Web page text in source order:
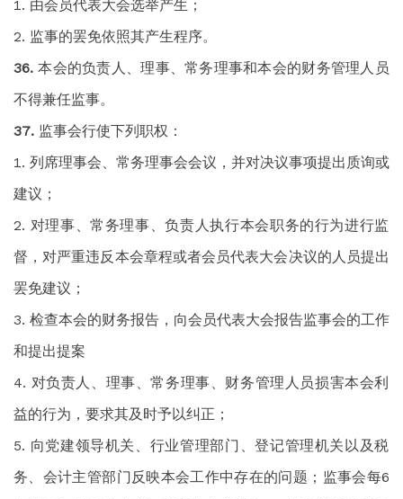
由会员代表大会选举产生；
监事的罢免依照其产生程序。
本会的负责人、理事、常务理事和本会的财务管理人员
不得兼任监事。
监事会行使下列职权：
列席理事会、常务理事会会议，并对决议事项提出质询或
建议；
对理事、常务理事、负责人执行本会职务的行为进行监
督，对严重违反本会章程或者会员代表大会决议的人员提出
罢免建议；
检查本会的财务报告，向会员代表大会报告监事会的工作
和提出提案
对负责人、理事、常务理事、财务管理人员损害本会利
益的行为，要求其及时予以纠正；
向党建领导机关、行业管理部门、登记管理机关以及税
务、会计主管部门反映本会工作中存在的问题；监事会每6